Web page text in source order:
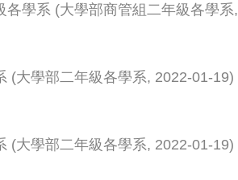
各學系 (大學部商管組二年級各學系
(大學部二年級各學系, 2022-01-19)
(大學部二年級各學系, 2022-01-19)